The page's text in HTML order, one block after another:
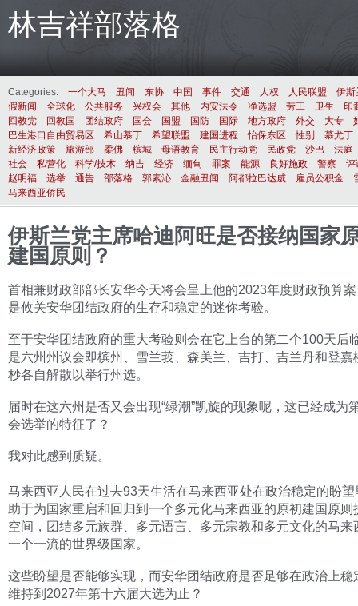
林吉祥部落格
Categories: 一个大马 丑闻 东协 中国 事件 交通 人权 人民联盟
伊斯
假新闻
全球化 公共服务 兴权会 其他 内安法令 净选盟 劳工 卫生
印
回教党
回教国 团结政府 国会 国盟 国防 国际 地方政府 外交 大专
巴生港口自由贸易区
希山慕丁 希望联盟 建国进程 怡保东区 性别
慕尤丁
新经济政策
旅游部 柔佛 槟城 母语教育 民主行动党 民政党 沙巴
法庭
社会
私营化 科学/技术 纳吉 经济 缅甸 罪案 能源 良好施政 警察
评
赵明福
选举 通告 部落格 郭素沁 金融丑闻 阿都拉巴达威 雇员公积金
马来西亚侨民
伊斯兰党主席哈迪阿旺是否接纳国家
建国原则？
首相兼财政部部长安华今天将会呈上他的2023年度财政预算
是攸关安华团结政府的生存和稳定的迷你考验。
至于安华团结政府的重大考验则会在它上台的第二个100天后
是六州州议会即槟州、雪兰莪、森美兰、吉打、吉兰丹和登嘉
杪各自解散以举行州选。
届时在这六州是否又会出现“绿潮”凯旋的现象呢，这已经成为
会选举的特征了？
我对此感到质疑。
马来西亚人民在过去93天生活在马来西亚处在政治稳定的盼
助于为国家重启和回归到一个多元化马来西亚的原初建国原则
空间，团结多元族群、多元语言、多元宗教和多元文化的马来
一个一流的世界级国家。
这些盼望是否能够实现，而安华团结政府是否足够在政治上稳
维持到2027年第十六届大选为止？